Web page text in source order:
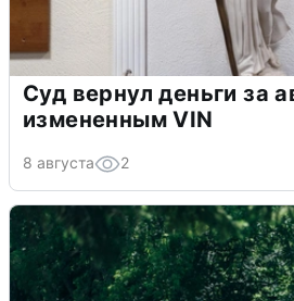
Суд вернул деньги за
измененным VIN
8 августа 2